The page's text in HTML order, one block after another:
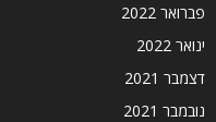
פברואר 2022
ינואר 2022
דצמבר 2021
נובמבר 2021